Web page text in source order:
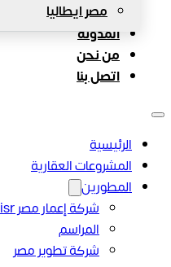
مصر ايطاليا
المدونة
من نحن
اتصل بنا
الرئيسية
المشروعات العقارية
المطورين
شركة إعمار مصر Emaar Misr
المراسم
شركة تطوير مصر